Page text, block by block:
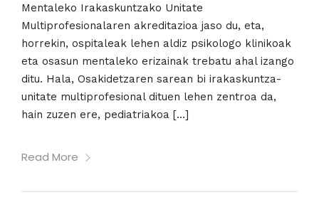
Mentaleko Irakaskuntzako Unitate
Multiprofesionalaren akreditazioa jaso du, eta,
horrekin, ospitaleak lehen aldiz psikologo klinikoak
eta osasun mentaleko erizainak trebatu ahal izango
ditu. Hala, Osakidetzaren sarean bi irakaskuntza-
unitate multiprofesional dituen lehen zentroa da,
hain zuzen ere, pediatriakoa […]
Read More